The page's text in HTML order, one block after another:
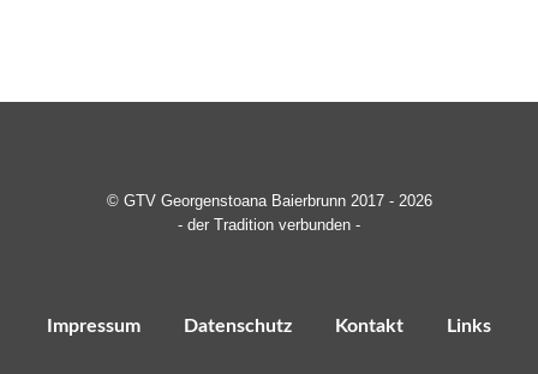
© GTV Georgenstoana Baierbrunn 2017 - 2026
- der Tradition verbunden -
Impressum Datenschutz Kontakt Links